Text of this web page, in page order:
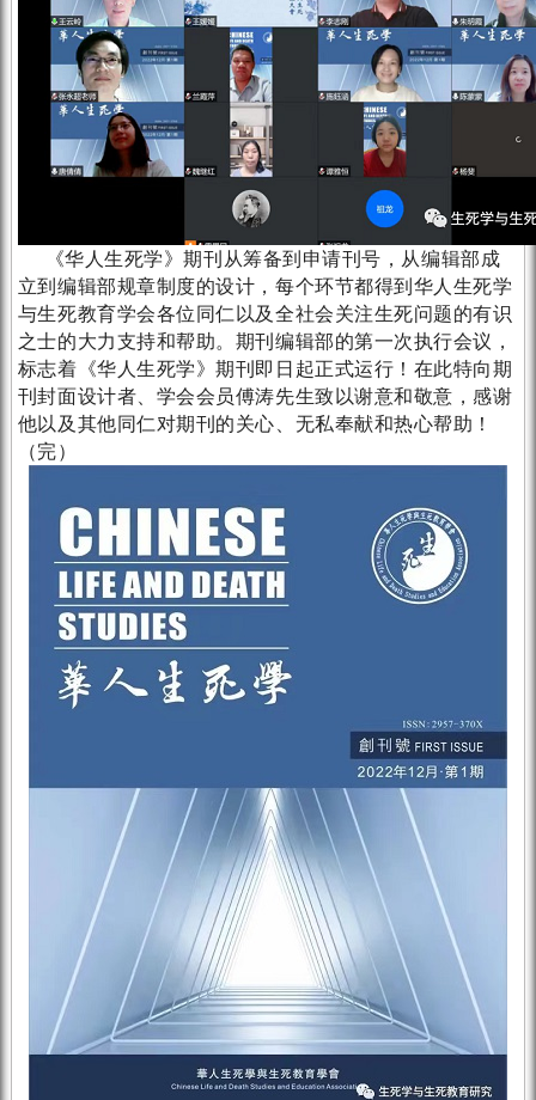
《华人生死学》期刊从筹备到申请刊号，从编辑部成
立到编辑部规章制度的设计，每个环节都得到华人生死学
与生死教育学会各位同仁以及全社会关注生死问题的有识
之士的大力支持和帮助。期刊编辑部的第一次执行会议，
标志着《华人生死学》期刊即日起正式运行！在此特向期
刊封面设计者、学会会员傅涛先生致以谢意和敬意，感谢
他以及其他同仁对期刊的关心、无私奉献和热心帮助！
（完）